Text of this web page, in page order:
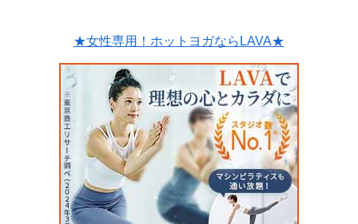
★女性専用！ホットヨガならLAVA★